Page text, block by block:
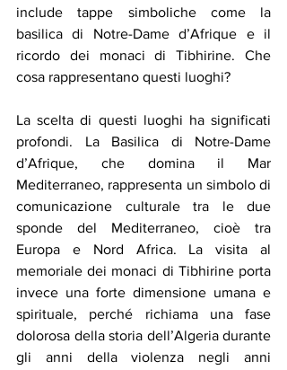
include tappe simboliche come la
basilica di Notre-Dame d’Afrique e il
ricordo dei monaci di Tibhirine. Che
cosa rappresentano questi luoghi?
La scelta di questi luoghi ha significati
profondi. La Basilica di Notre-Dame
d’Afrique, che domina il Mar
Mediterraneo, rappresenta un simbolo di
comunicazione culturale tra le due
sponde del Mediterraneo, cioè tra
Europa e Nord Africa. La visita al
memoriale dei monaci di Tibhirine porta
invece una forte dimensione umana e
spirituale, perché richiama una fase
dolorosa della storia dell’Algeria durante
gli anni della violenza negli anni